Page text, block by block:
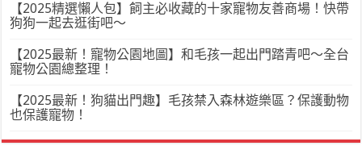
【2025精選懶人包】飼主必收藏的十家寵物友善商場！快帶
狗狗一起去逛街吧～
【2025最新！寵物公園地圖】和毛孩一起出門踏青吧～全台
寵物公園總整理！
【2025最新！狗貓出門趣】毛孩禁入森林遊樂區？保護動物
也保護寵物！